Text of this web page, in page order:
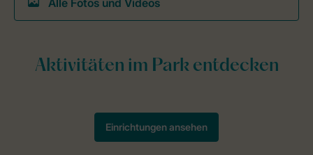
Alle Fotos und Videos